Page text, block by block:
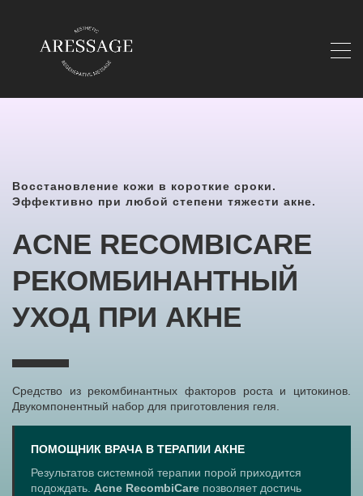
Восстановление кожи в короткие сроки.
Эффективно при любой степени тяжести акне.
ACNE RECOMBICARE
РЕКОМБИНАНТНЫЙ
УХОД ПРИ АКНЕ
Средство из рекомбинантных факторов роста и цитокинов.
Двукомпонентный набор для приготовления геля.
ПОМОЩНИК ВРАЧА В ТЕРАПИИ АКНЕ
Результатов системной терапии порой приходится
подождать. Acne RecombiCareпозволяет достичь